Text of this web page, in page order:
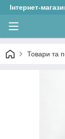
Інтернет-
Товари та